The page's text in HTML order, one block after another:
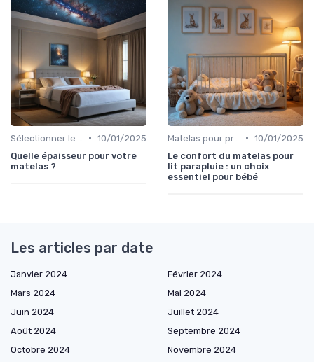
• 10/01/2025
Quelle épaisseur pour votre
matelas ?
• 10/01/2025
Le confort du matelas pour
lit parapluie : un choix
essentiel pour bébé
Les articles par date
Janvier 2024
Février 2024
Mars 2024
Mai 2024
Juin 2024
Juillet 2024
Août 2024
Septembre 2024
Octobre 2024
Novembre 2024